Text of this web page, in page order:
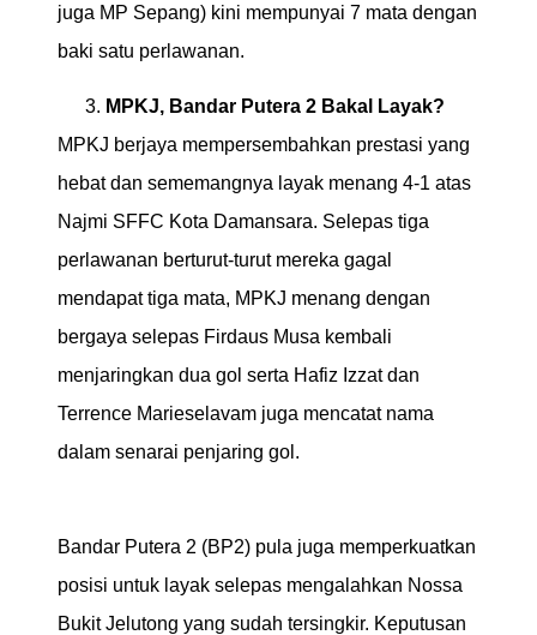
juga MP Sepang) kini mempunyai 7 mata dengan
baki satu perlawanan.
MPKJ, Bandar Putera 2 Bakal Layak?
MPKJ berjaya mempersembahkan prestasi yang
hebat dan sememangnya layak menang 4-1 atas
Najmi SFFC Kota Damansara. Selepas tiga
perlawanan berturut-turut mereka gagal
mendapat tiga mata, MPKJ menang dengan
bergaya selepas Firdaus Musa kembali
menjaringkan dua gol serta Hafiz Izzat dan
Terrence Marieselavam juga mencatat nama
dalam senarai penjaring gol.
Bandar Putera 2 (BP2) pula juga memperkuatkan
posisi untuk layak selepas mengalahkan Nossa
Bukit Jelutong yang sudah tersingkir. Keputusan